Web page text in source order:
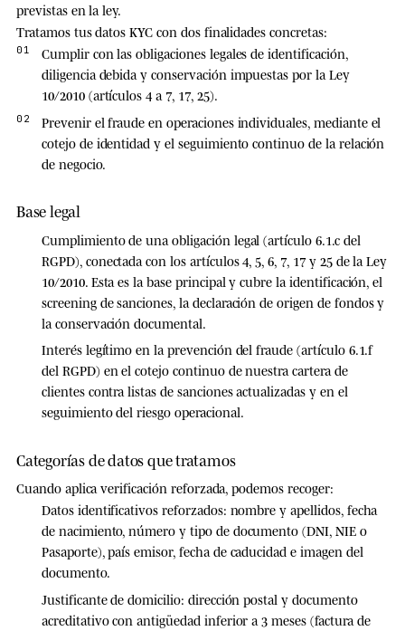
previstas en la ley.
Tratamos tus datos KYC con dos finalidades concretas:
Cumplir con las obligaciones legales de identificación,
diligencia debida y conservación impuestas por la Ley
10/2010 (artículos 4 a 7, 17, 25).
Prevenir el fraude en operaciones individuales, mediante el
cotejo de identidad y el seguimiento continuo de la relación
de negocio.
Base legal
Cumplimiento de una obligación legal (artículo 6.1.c del
RGPD), conectada con los artículos 4, 5, 6, 7, 17 y 25 de la Ley
10/2010. Esta es la base principal y cubre la identificación, el
screening de sanciones, la declaración de origen de fondos y
la conservación documental.
Interés legítimo en la prevención del fraude (artículo 6.1.f
del RGPD) en el cotejo continuo de nuestra cartera de
clientes contra listas de sanciones actualizadas y en el
seguimiento del riesgo operacional.
Categorías de datos que tratamos
Cuando aplica verificación reforzada, podemos recoger:
Datos identificativos reforzados: nombre y apellidos, fecha
de nacimiento, número y tipo de documento (DNI, NIE o
Pasaporte), país emisor, fecha de caducidad e imagen del
documento.
Justificante de domicilio: dirección postal y documento
acreditativo con antigüedad inferior a 3 meses (factura de